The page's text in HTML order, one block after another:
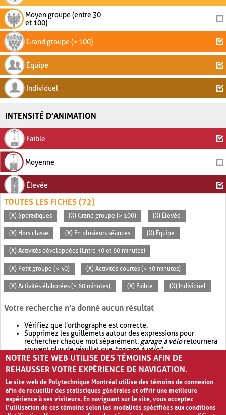
Moyen groupe (entre 30
et 100)
Grand groupe (> 100)
Équipe
Individuel
INTENSITÉ D'ANIMATION
Faible
Moyenne
Élevée
TOUTES LES FICHES (72)
(X) Sporadiques (X) Grand groupe (> 100) (X) Élevée
(X) Hors classe (X) En plusieurs séances (X) Équipe
(X) Activités développées (Entre 30 et 60 minutes)
(X) Petit groupe (< 30) (X) Activités courtes (< 30 minutes)
(X) Activités élaborées (> 60 minutes) (X) Faible (X) Individuel
Votre recherche n'a donné aucun résultat
Vérifiez que l'orthographe est correcte.
Supprimez les guillemets autour des expressions pour
rechercher chaque mot séparément. garage à véloretournera
souvent plus de résultat que"garage à vélo".
Envisagez d'élargir votre recherche avec OR.garage OR vélo
retournera souvent plus de résultat quegarage à vélo
NOTRE SITE WEB UTILISE DES TÉMOINS AFIN DE
REHAUSSER VOTRE EXPÉRIENCE DE NAVIGATION.
Le site web de Polytechnique Montréal utilise des témoins de connexion
afin de recueillir des statistiques générales et offrir une meilleure
expérience à ses visiteurs. En naviguant sur le site, vous acceptez
l’utilisation de ces témoins selon les modalités spécifiées aux conditions